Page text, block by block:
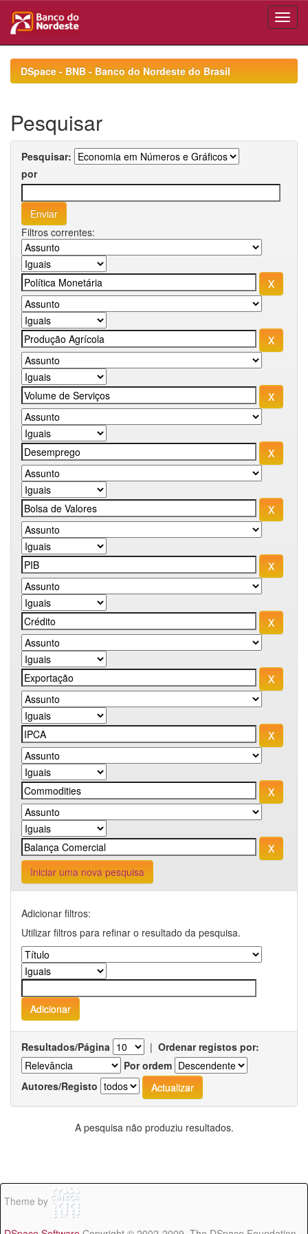
navigationDSpace - BNB - Banco do Nordeste do Brasil
Pesquisar
Pesquisar:
por
Filtros correntes:
Iniciar uma nova pesquisa
Adicionar filtros:
Utilizar filtros para refinar o resultado da pesquisa.
Resultados/Página | Ordenar registos por:
Por ordem
Autores/Registo
A pesquisa não produziu resultados.
Theme by